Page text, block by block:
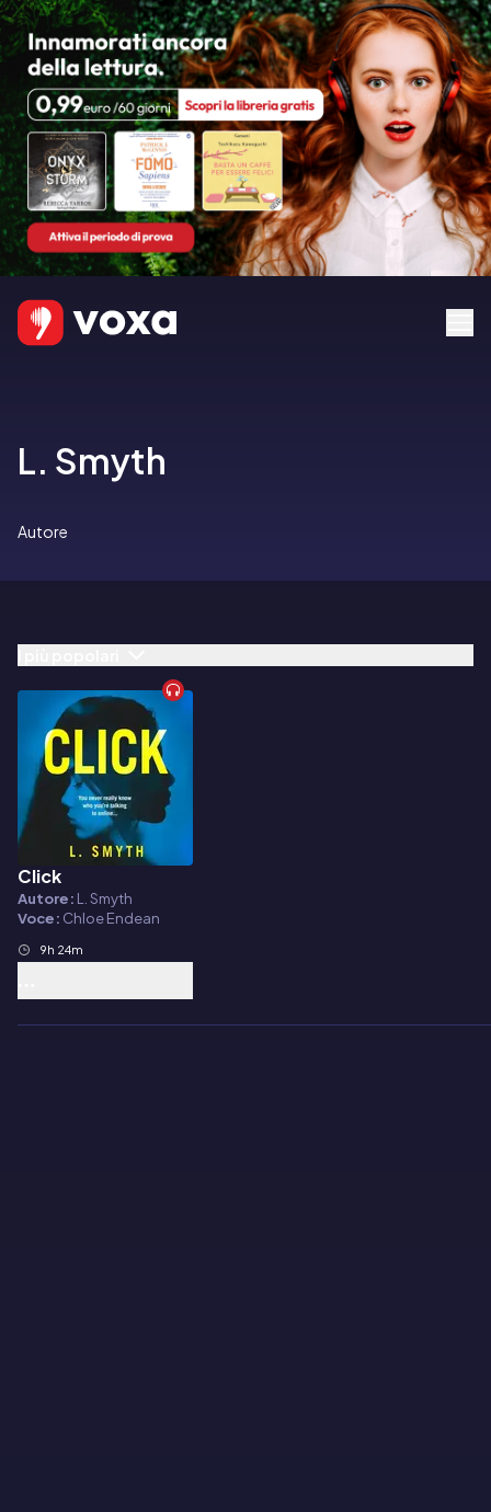
L. Smyth
Autore
Audiolibro
Click
Autore: L. Smyth
Voce: Chloe Endean
9h 24m